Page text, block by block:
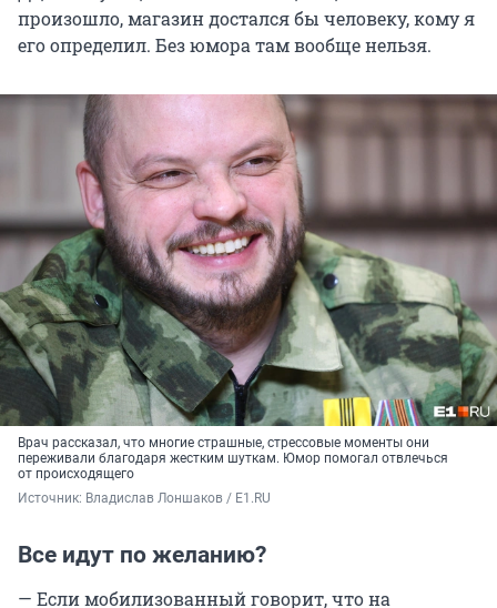
произошло, магазин достался бы человеку, кому я
его определил. Без юмора там вообще нельзя.
Врач рассказал, что многие страшные, стрессовые моменты они
переживали благодаря жестким шуткам. Юмор помогал отвлечься
от происходящего
Источник: Владислав Лоншаков / E1.RU
Все идут по желанию?
— Если мобилизованный говорит, что на